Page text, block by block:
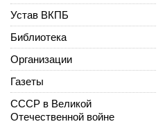
Устав ВКПБ
Библиотека
Организации
Газеты
СССР в Великой
Отечественной войне